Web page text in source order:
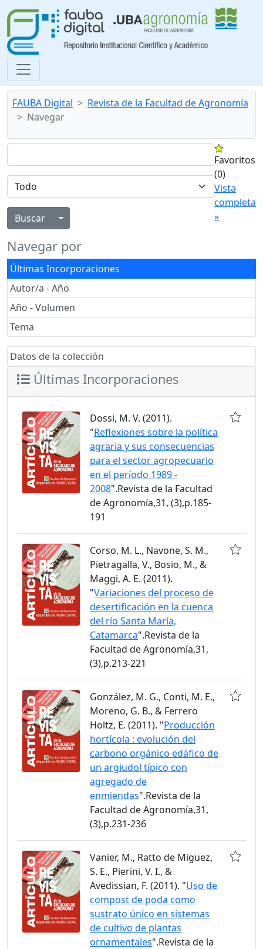
FAUBA Digital
Revista de la Facultad de Agronomía
Navegar
Alternar menú desplegable
Favoritos
(0)
Vista
completa
»
Navegar por
Últimas Incorporaciones
Autor/a - Año
Año - Volumen
Tema
Datos de la colección
Últimas Incorporaciones
Dossi, M. V. (2011).
"Reflexiones sobre la política
agraria y sus consecuencias
para el sector agropecuario
en el período 1989 -
2008".Revista de la Facultad
de Agronomía,31, (3),p.185-
191
Corso, M. L., Navone, S. M.,
Pietragalla, V., Bosio, M., &
Maggi, A. E. (2011).
"Variaciones del proceso de
desertificación en la cuenca
del río Santa María,
Catamarca".Revista de la
Facultad de Agronomía,31,
(3),p.213-221
González, M. G., Conti, M. E.,
Moreno, G. B., & Ferrero
Holtz, E. (2011). "Producción
hortícola : evolución del
carbono orgánico edáfico de
un argiudol típico con
agregado de
enmiendas".Revista de la
Facultad de Agronomía,31,
(3),p.231-236
Vanier, M., Ratto de Miguez,
S. E., Pierini, V. I., &
Avedissian, F. (2011). "Uso de
compost de poda como
sustrato único en sistemas
de cultivo de plantas
ornamentales".Revista de la